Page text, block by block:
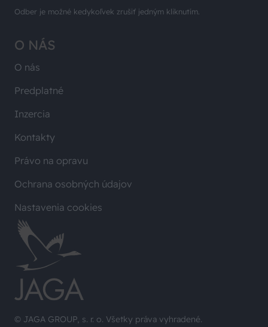
© JAGA GROUP, s. r. o. Všetky práva vyhradené.
O NÁS
O nás
Predplatné
Inzercia
Kontakty
Právo na opravu
Ochrana osobných údajov
Nastavenia cookies
Odber je možné kedykoľvek zrušiť jedným kliknutím.